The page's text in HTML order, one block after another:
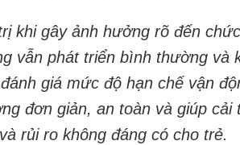
khi gây ảnh hưởng rõ đến
vẫn phát triển bình thường và
giá mức độ hạn chế vận
đơn giản, an toàn và giúp
rủi ro không đáng có cho trẻ.